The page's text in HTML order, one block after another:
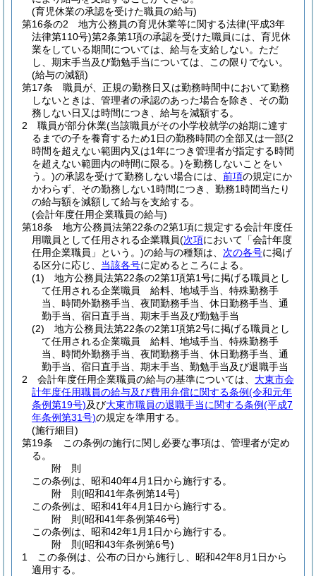
(育児休業の承認を受けた職員の給与)
第16条の2
地方公務員の育児休業等に関する法律(平成3年
法律第110号)第2条第1項の承認を受けた職員には、育児休
業をしている期間については、給与を支給しない。 ただ
し、期末手当及び勤勉手当については、この限りでない。
(給与の減額)
第17条
職員が、正規の勤務日又は勤務時間中において勤務
しないときは、管理者の承認のあった場合を除き、その勤
務しない日又は時間につき、給与を減額する。
2
職員が部分休業(当該職員がその小学校就学の始期に達す
るまでの子を養育するため1日の勤務時間の全部又は一部(2
時間を超えない範囲内又は1年につき管理者が指定する時間
を超えない範囲内の時間に限る。)を勤務しないことをい
う。)の承認を受けて勤務しない場合には、 前項の規定にか
かわらず、その勤務しない1時間につき、勤務1時間当たり
の給与額を減額して給与を支給する。
(会計年度任用企業職員の給与)
第18条
地方公務員法第22条の2第1項に規定する会計年度任
用職員として任用される企業職員(次項において「会計年度
任用企業職員」という。)の給与の種類は、 次の各号に掲げ
る区分に応じ、 当該各号に定めるところによる。
(1)
地方公務員法第22条の2第1項第1号に掲げる職員とし
て任用される企業職員 給料、地域手当、特殊勤務手
当、時間外勤務手当、夜間勤務手当、休日勤務手当、通
勤手当、宿日直手当、期末手当及び勤勉手当
(2)
地方公務員法第22条の2第1項第2号に掲げる職員とし
て任用される企業職員 給料、地域手当、特殊勤務手
当、時間外勤務手当、夜間勤務手当、休日勤務手当、通
勤手当、宿日直手当、期末手当、勤勉手当及び退職手当
2
会計年度任用企業職員の給与の基準については、 大東市会
計年度任用職員の給与及び費用弁償に関する条例(令和元年
条例第19号)及び大東市職員の退職手当に関する条例(平成7
年条例第31号)の規定を準用する。
(施行細目)
第19条
この条例の施行に関し必要な事項は、管理者が定め
る。
附 則
この条例は、昭和40年4月1日から施行する。
附 則(昭和41年条例第14号)
この条例は、昭和41年4月1日から施行する。
附 則(昭和41年条例第46号)
この条例は、昭和42年1月1日から施行する。
附 則(昭和43年条例第6号)
1
この条例は、公布の日から施行し、昭和42年8月1日から
適用する。